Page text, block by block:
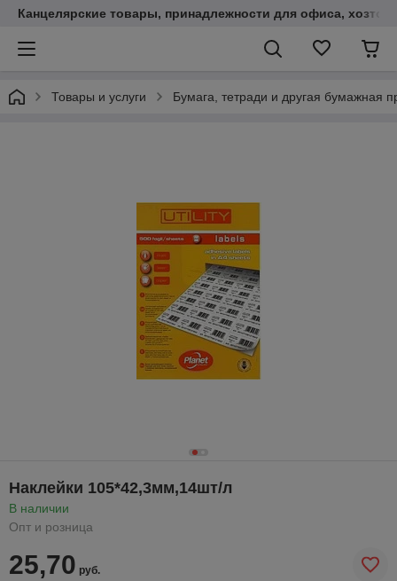
Канцелярские товары, принадлежности для офиса,
Товары и услуги Бумага, тетради и другая бумажная
Наклейки 105*42,3мм,14шт/л
В наличии
Опт и розница
25,70 руб.